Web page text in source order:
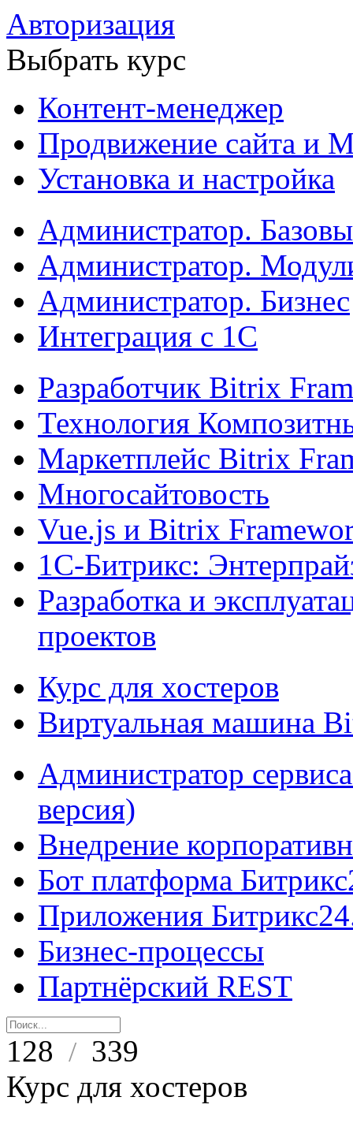
Авторизация
Выбрать курс
Контент-менеджер
Продвижение сайта и
Установка и настройка
Администратор.
Администратор.
Администратор. Бизнес
Интеграция с 1С
Разработчик Bitrix
Технология
Маркетплейс Bitrix
Многосайтовость
Vue.js и Bitrix
1С-Битрикс:
Разработка и
проектов
Курс для хостеров
Виртуальная машина
Администратор
версия)
Внедрение
Бот платформа
Приложения
Бизнес-процессы
Партнёрский REST
128 / 339
Курс для хостеров